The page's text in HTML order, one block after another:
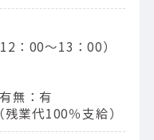
：00〜13：00）
無：有
業代100％支給）